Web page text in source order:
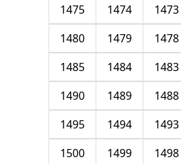
1473
1474
1475
1478
1479
1480
1483
1484
1485
1488
1489
1490
1493
1494
1495
1498
1499
1500